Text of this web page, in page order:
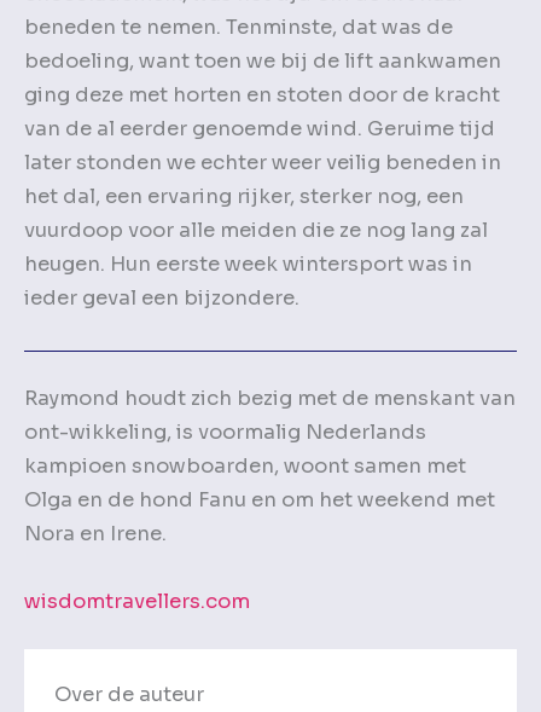
beneden te nemen. Tenminste, dat was de
bedoeling, want toen we bij de lift aankwamen
ging deze met horten en stoten door de kracht
van de al eerder genoemde wind. Geruime tijd
later stonden we echter weer veilig beneden in
het dal, een ervaring rijker, sterker nog, een
vuurdoop voor alle meiden die ze nog lang zal
heugen. Hun eerste week wintersport was in
ieder geval een bijzondere.
Raymond houdt zich bezig met de menskant van
ont-wikkeling, is voormalig Nederlands
kampioen snowboarden, woont samen met
Olga en de hond Fanu en om het weekend met
Nora en Irene.
wisdomtravellers.com
Over de auteur